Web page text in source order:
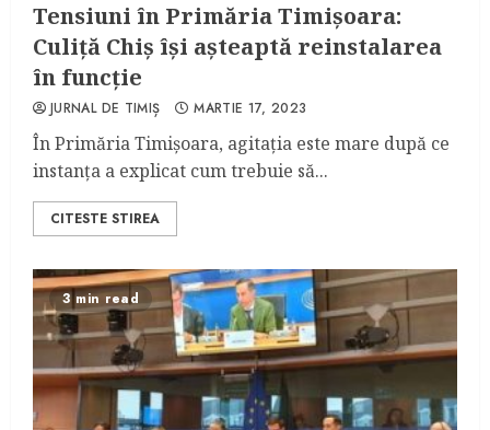
Tensiuni în Primăria Timișoara:
Culiță Chiș își așteaptă reinstalarea
în funcție
JURNAL DE TIMIȘ MARTIE 17, 2023
În Primăria Timișoara, agitația este mare după ce
instanța a explicat cum trebuie să...
CITESTE STIREA
3 min read